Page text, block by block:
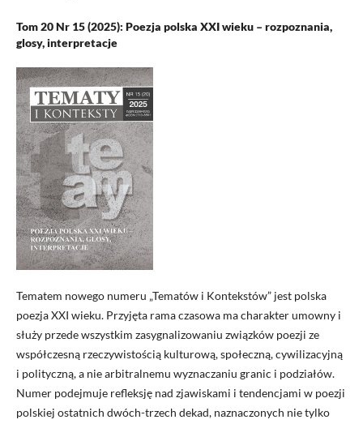
Tom 20 Nr 15 (2025): Poezja polska XXI wieku – rozpoznania,
glosy, interpretacje
Tematem nowego numeru „Tematów i Kontekstów” jest polska
poezja XXI wieku. Przyjęta rama czasowa ma charakter umowny i
służy przede wszystkim zasygnalizowaniu związków poezji ze
współczesną rzeczywistością kulturową, społeczną, cywilizacyjną
i polityczną, a nie arbitralnemu wyznaczaniu granic i podziałów.
Numer podejmuje refleksję nad zjawiskami i tendencjami w poezji
polskiej ostatnich dwóch-trzech dekad, naznaczonych nie tylko